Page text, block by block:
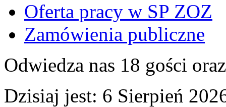
Oferta pracy w SP ZOZ
Zamówienia publiczne
Odwiedza nas 18 gości
Dzisiaj jest: 6 Sierpień